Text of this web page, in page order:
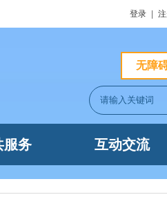
登录
无障
服务 互动交流